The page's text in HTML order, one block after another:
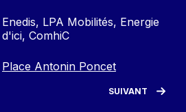
Enedis, LPA Mobilités, Energie
d'ici, ComhiC
Place Antonin Poncet
SUIVANT